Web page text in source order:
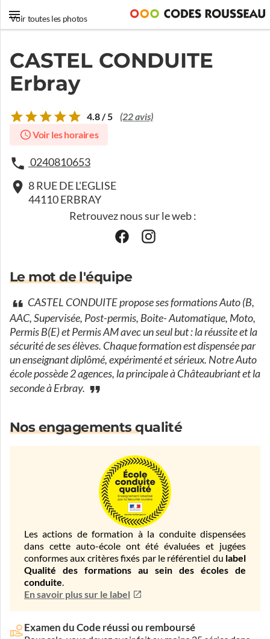
Voir toutes les photos
CASTEL CONDUITE
Erbray
4.8 / 5 (22 avis)
Voir les horaires
0240810653
8 RUE DE L'EGLISE
44110 ERBRAY
Retrouvez nous sur le web :
Le mot de l'équipe
CASTEL CONDUITE propose ses formations Auto (B,
AAC, Supervisée, Post-permis, Boite- Automatique, Moto,
Permis B(E) et Permis AM avec un seul but : la réussite et la
sécurité de ses élèves. Chaque formation est dispensée par
un enseignant diplômé, expérimenté et sérieux. Notre Auto
école possède 2 agences, la principale à Châteaubriant et la
seconde à Erbray.
Nos engagements qualité
Les actions de formation à la conduite dispensées
dans cette auto-école ont été évaluées et jugées
conformes aux critères fixés par le référentiel du label
Qualité des formations au sein des écoles de
conduite.
En savoir plus sur le label
Examen du Code réussi ou remboursé